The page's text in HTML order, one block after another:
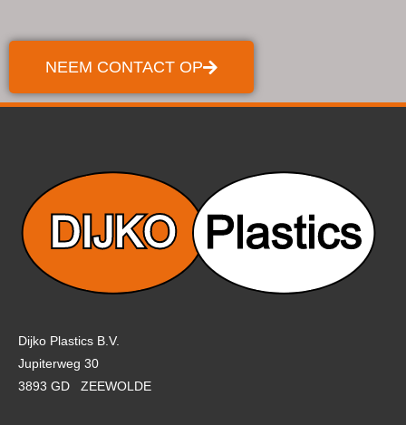
NEEM CONTACT OP
Dijko Plastics B.V.
Jupiterweg 30
3893 GD ZEEWOLDE